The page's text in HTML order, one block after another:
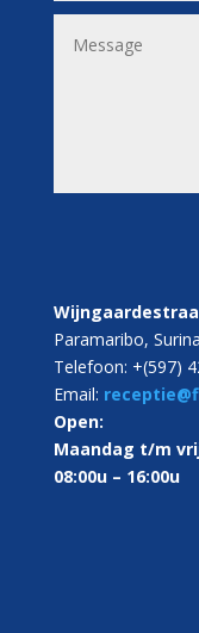
Paramaribo,
Telefoon: +(597)
Email:
Open:
Maandag t/m
08:00u – 16:00u